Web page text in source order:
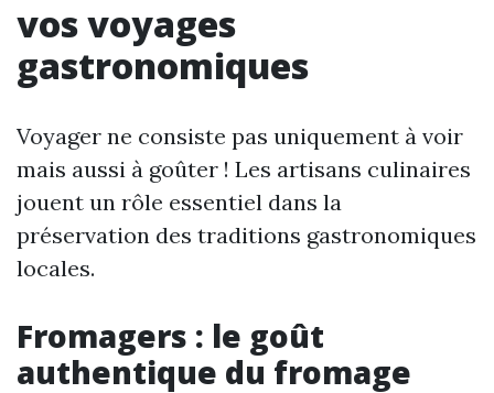
vos voyages
gastronomiques
Voyager ne consiste pas uniquement à voir
mais aussi à goûter ! Les artisans culinaires
jouent un rôle essentiel dans la
préservation des traditions gastronomiques
locales.
Fromagers : le goût
authentique du fromage